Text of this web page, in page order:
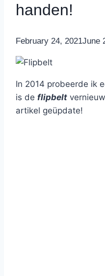
handen!
ByNicole
February 24, 2021June
In 2014 probeerde ik
is de flipbelt
artikel geüpdate!